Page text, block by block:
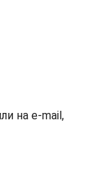
на e-mail,